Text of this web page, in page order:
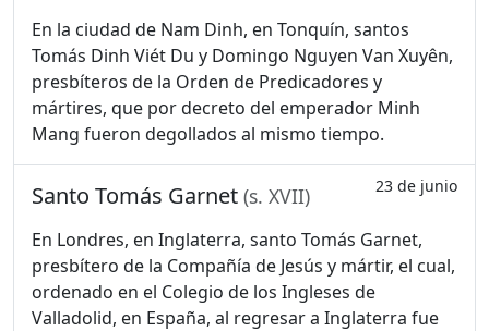
En la ciudad de Nam Dinh, en Tonquín, santos
Tomás Dinh Viét Du y Domingo Nguyen Van Xuyên,
presbíteros de la Orden de Predicadores y
mártires, que por decreto del emperador Minh
Mang fueron degollados al mismo tiempo.
Santo Tomás Garnet (s. XVII) 23 de junio
En Londres, en Inglaterra, santo Tomás Garnet,
presbítero de la Compañía de Jesús y mártir, el cual,
ordenado en el Colegio de los Ingleses de
Valladolid, en España, al regresar a Inglaterra fue